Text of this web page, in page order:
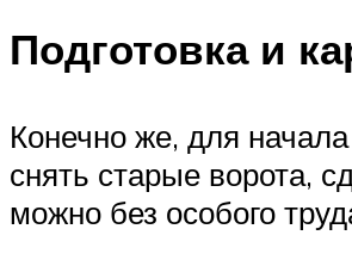
Подготовка и
Конечно же, для
снять старые ворота,
можно без особого